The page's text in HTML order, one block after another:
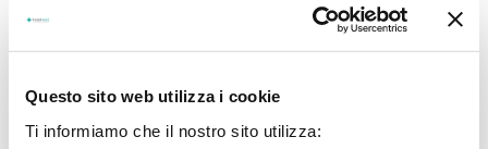
Questo sito web utilizza i cookie
Ti informiamo che il nostro sito utilizza:
proprio medico curante e/o di specialisti riguardo qualsiasi
indicazione riportata. Se si hanno dubbi o quesiti sull’uso di un
medicinale è necessario consultare il proprio medico.